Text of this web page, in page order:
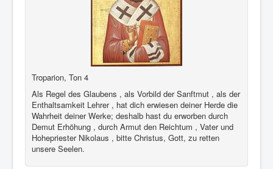
Troparion, Ton 4
Als Regel des Glaubens , als Vorbild der Sanftmut , als der
Enthaltsamkeit Lehrer , hat dich erwiesen deiner Herde die
Wahrheit deiner Werke; deshalb hast du erworben durch
Demut Erhöhung , durch Armut den Reichtum , Vater und
Hohepriester Nikolaus , bitte Christus, Gott, zu retten
unsere Seelen.